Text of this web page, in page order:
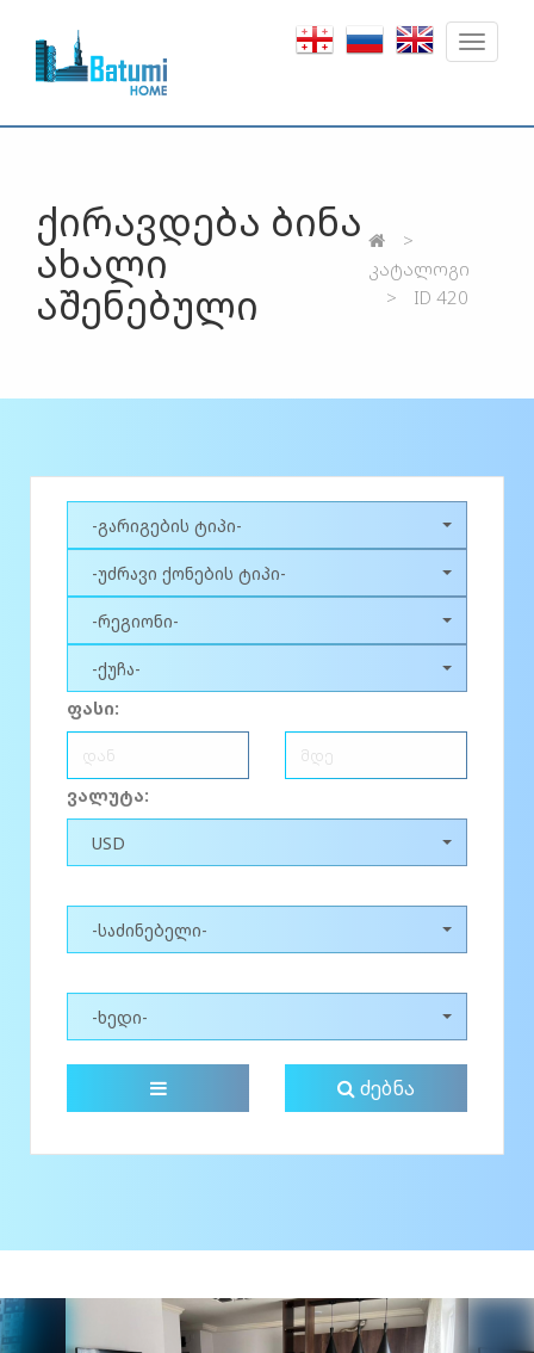
Toggle
ქირავდება ბინა
ახალი
აშენებული
კატალოგი
ID 420
-გარიგების ტიპი-
-უძრავი ქონების ტიპი-
-რეგიონი-
-ქუჩა-
ფასი:
ვალუტა:
USD
-საძინებელი-
-ხედი-
ძებნა